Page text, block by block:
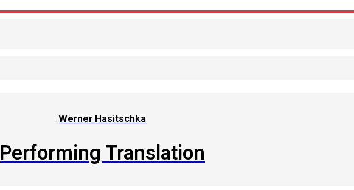
Werner Hasitschka
Performing Translation